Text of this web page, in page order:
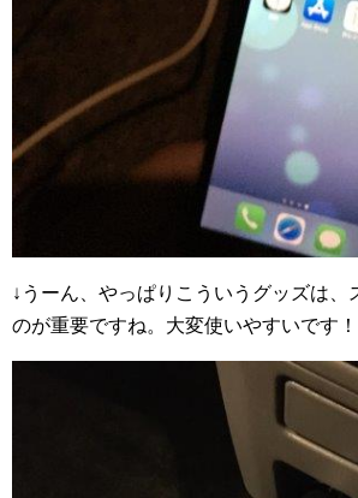
↓うーん、やっぱりこういうグッズは、
のが重要ですね。大変使いやすいです！